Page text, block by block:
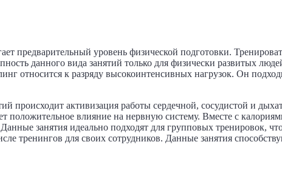
предварительный уровень физической подготовки.
данного вида занятий только для физически развитых
относится к разряду высокоинтенсивных нагрузок. Он
происходит активизация работы сердечной, сосудистой и
положительное влияние на нервную систему. Вместе с
занятия идеально подходят для групповых тренировок,
тренингов для своих сотрудников. Данные занятия